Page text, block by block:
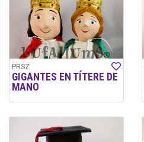
PRSZ
GIGANTES EN TÍTERE DE
MANO